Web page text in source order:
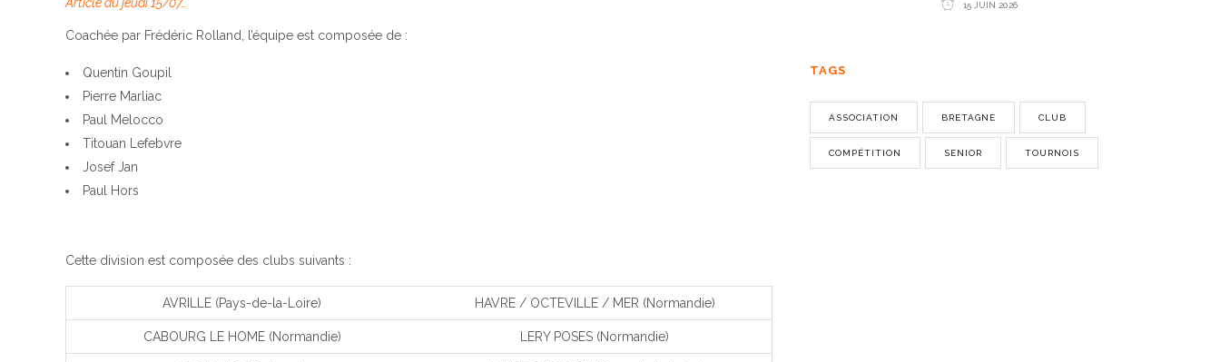
Coachée par Frédéric Rolland, l’équipe est composée de :
Quentin Goupil
Pierre Marliac
Paul Melocco
Titouan Lefebvre
Josef Jan
Paul Hors
Cette division est composée des clubs suivants :
AVRILLE (Pays-de-la-Loire) HAVRE / OCTEVILLE / MER (Normandie)
CABOURG LE HOME (Normandie) LERY POSES (Normandie)
15 JUIN 2026
TAGS
ASSOCIATION BRETAGNE CLUB
COMPÉTITION SENIOR TOURNOIS